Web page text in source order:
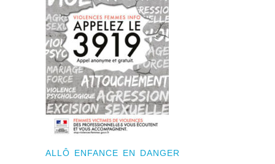
ALLÔ ENFANCE EN DANGER